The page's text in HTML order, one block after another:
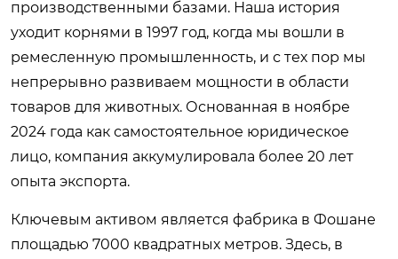
производственными базами. Наша история
уходит корнями в 1997 год, когда мы вошли в
ремесленную промышленность, и с тех пор мы
непрерывно развиваем мощности в области
товаров для животных. Основанная в ноябре
2024 года как самостоятельное юридическое
лицо, компания аккумулировала более 20 лет
опыта экспорта.
Ключевым активом является фабрика в Фошане
площадью 7000 квадратных метров. Здесь, в